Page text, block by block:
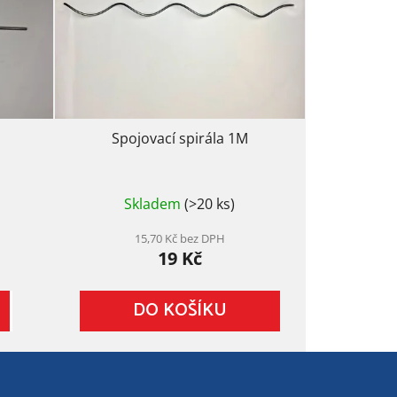
Spojovací spirála 1M
hodnocení
je
5,0
5
hvězdiček.
Skladem(>20 ks)
15,70 Kč bez DPH
19 Kč
DO KOŠÍKU